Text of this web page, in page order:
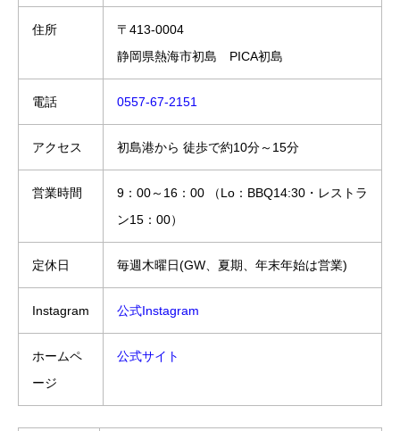
住所
〒413-0004
静岡県熱海市初島 PICA初島
電話 0557-67-2151
アクセス 初島港から 徒歩で約10分～15分
営業時間
9：00～16：00 （Lo：BBQ14:30・レストラ
ン15：00）
定休日 毎週木曜日(GW、夏期、年末年始は営業)
Instagram 公式Instagram
ホームペ
ージ
公式サイト